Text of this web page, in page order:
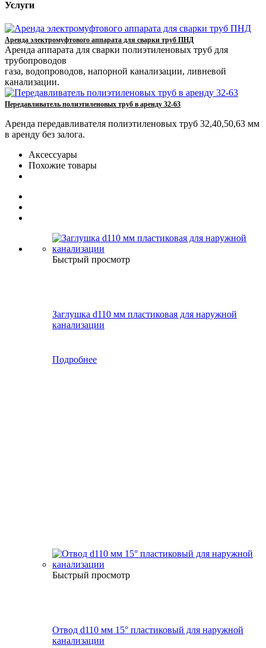
Услуги
Аренда электромуфтового аппарата для сварки труб ПНД
Аренда аппарата для сварки полиэтиленовых труб для
трубопроводов
газа, водопроводов, напорной канализации, ливневой
канализации.
Передавливатель полиэтиленовых труб в аренду 32-63
Аренда передавливателя полиэтиленовых труб 32,40,50,63 мм
в аренду без залога.
Аксессуары
Похожие товары
Быстрый просмотр
Заглушка d110 мм пластиковая для наружной
канализации
Подробнее
Быстрый просмотр
Отвод d110 мм 15° пластиковый для наружной
канализации